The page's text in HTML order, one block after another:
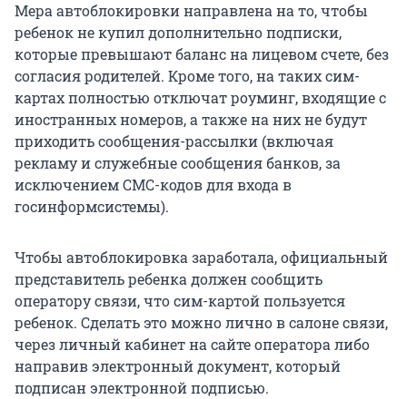
Мера автоблокировки направлена на то, чтобы
ребенок не купил дополнительно подписки,
которые превышают баланс на лицевом счете, без
согласия родителей. Кроме того, на таких сим-
картах полностью отключат роуминг, входящие с
иностранных номеров, а также на них не будут
приходить сообщения-рассылки (включая
рекламу и служебные сообщения банков, за
исключением СМС-кодов для входа в
госинформсистемы).
Чтобы автоблокировка заработала, официальный
представитель ребенка должен сообщить
оператору связи, что сим-картой пользуется
ребенок. Сделать это можно лично в салоне связи,
через личный кабинет на сайте оператора либо
направив электронный документ, который
подписан электронной подписью.